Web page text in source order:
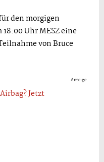
den morgigen
Uhr MESZ eine
von Bruce
Anzeige
Jetzt